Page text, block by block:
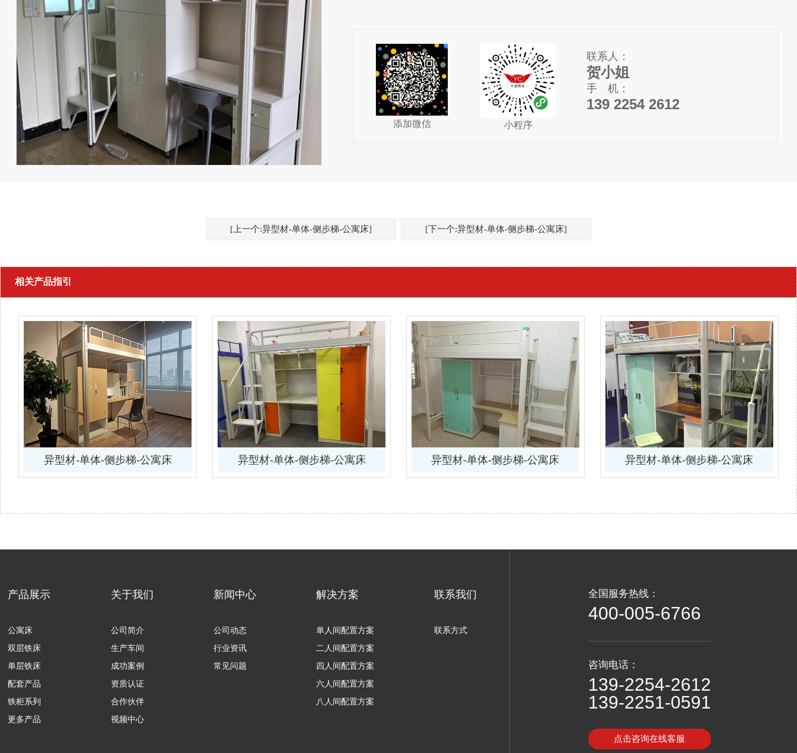
添加微信 小程序
联系人：
贺小姐
手 机：
139 2254 2612
[上一个:异型材-单体-侧步梯-公寓床] [下一个:异型材-单体-侧步梯-公寓床]
相关产品指引
异型材-单体-侧步梯-公寓床 异型材-单体-侧步梯-公寓床 异型材-单体-侧步梯-公寓床 异型材-单体-侧步梯-公寓床
产品展示
公寓床
双层铁床
单层铁床
配套产品
铁柜系列
更多产品
关于我们
公司简介
生产车间
成功案例
资质认证
合作伙伴
视频中心
新闻中心
公司动态
行业资讯
常见问题
解决方案
单人间配置方案
二人间配置方案
四人间配置方案
六人间配置方案
八人间配置方案
联系我们
联系方式
全国服务热线：
400-005-6766
咨询电话：
139-2254-2612
139-2251-0591
点击咨询在线客服